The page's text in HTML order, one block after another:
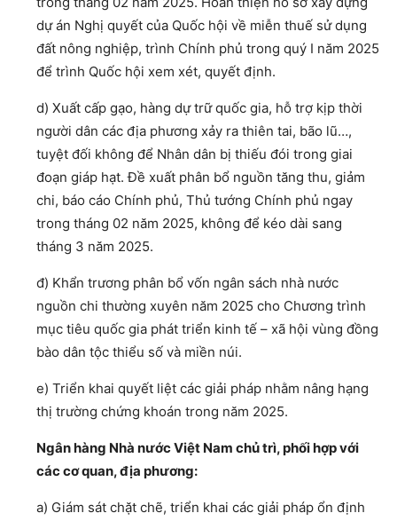
dự án Nghị quyết của Quốc hội về miễn thuế sử dụng
đất nông nghiệp, trình Chính phủ trong quý I năm 2025
để trình Quốc hội xem xét, quyết định.
d) Xuất cấp gạo, hàng dự trữ quốc gia, hỗ trợ kịp thời
người dân các địa phương xảy ra thiên tai, bão lũ…,
tuyệt đối không để Nhân dân bị thiếu đói trong giai
đoạn giáp hạt. Đề xuất phân bổ nguồn tăng thu, giảm
chi, báo cáo Chính phủ, Thủ tướng Chính phủ ngay
trong tháng 02 năm 2025, không để kéo dài sang
tháng 3 năm 2025.
đ) Khẩn trương phân bổ vốn ngân sách nhà nước
nguồn chi thường xuyên năm 2025 cho Chương trình
mục tiêu quốc gia phát triển kinh tế – xã hội vùng đồng
bào dân tộc thiểu số và miền núi.
e) Triển khai quyết liệt các giải pháp nhằm nâng hạng
thị trường chứng khoán trong năm 2025.
Ngân hàng Nhà nước Việt Nam chủ trì, phối hợp với
các cơ quan, địa phương:
a) Giám sát chặt chẽ, triển khai các giải pháp ổn định